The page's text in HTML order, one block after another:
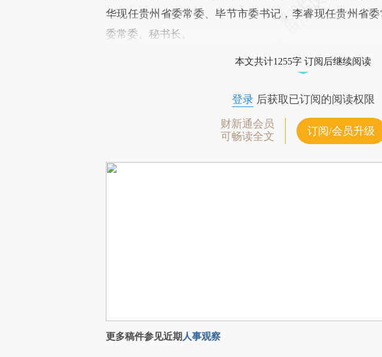
华现任贵州省委常委、毕节市委书记，李睿现任贵州省
委常委、秘书长。
本文共计1255字 订阅后继续阅读
登录后获取已订阅的阅读权限
财新通会员
可畅读全文
订阅/会员升级
更多稿件参见近期人事观察